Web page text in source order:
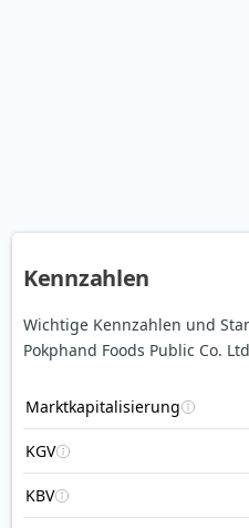
Kennzahlen
Wichtige Kennzahlen und
Pokphand Foods Public Co.
Marktkapitalisierung
KGV
KBV